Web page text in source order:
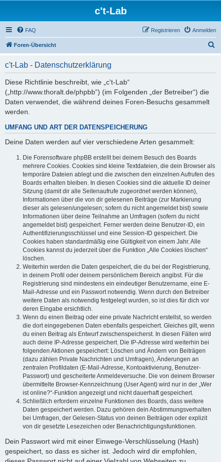
c't-Lab
FAQ Anmelden
Registrieren
Foren-Übersicht
c't-Lab - Datenschutzerklärung
Diese Richtlinie beschreibt, wie „c't-Lab“
(„http://www.thoralt.de/phpbb“) (im Folgenden „der Betreiber“) die
Daten verwendet, die während deines Foren-Besuchs gesammelt
werden.
UMFANG UND ART DER DATENSPEICHERUNG
Deine Daten werden auf vier verschiedene Arten gesammelt:
Die Forensoftware phpBB erstellt bei deinem Besuch des Boards
mehrere Cookies. Cookies sind kleine Textdateien, die dein Browser als
temporäre Dateien ablegt und die zwischen den einzelnen Aufrufen des
Boards erhalten bleiben. In diesen Cookies sind die aktuelle ID deiner
Sitzung (damit dir alle Seitenaufrufe zugeordnet werden können),
Informationen über die von dir gelesenen Beiträge (zur Markierung
dieser als gelesen/ungelesen; sofern du nicht angemeldet bist) sowie
Informationen über deine Teilnahme an Umfragen (sofern du nicht
angemeldet bist) gespeichert. Ferner werden deine Benutzer-ID, ein
Authentifizierungsschlüssel und eine Session-ID gespeichert. Die
Cookies haben standardmäßig eine Gültigkeit von einem Jahr. Alle
Cookies kannst du jederzeit über die Funktion „Alle Cookies löschen“
löschen.
Weiterhin werden die Daten gespeichert, die du bei der Registrierung,
in deinem Profil oder deinem persönlichem Bereich angibst. Für die
Registrierung sind mindestens ein eindeutiger Benutzername, eine E-
Mail-Adresse und ein Passwort notwendig. Wenn durch den Betreiber
weitere Daten als notwendig festgelegt wurden, so ist dies für dich vor
deren Eingabe ersichtlich.
Wenn du einen Beitrag oder eine private Nachricht erstellst, so werden
die dort eingegebenen Daten ebenfalls gespeichert. Gleiches gilt, wenn
du einen Beitrag als Entwurf zwischenspeicherst. In diesen Fällen wird
auch deine IP-Adresse gespeichert. Die IP-Adresse wird weiterhin bei
folgenden Aktionen gespeichert: Löschen und Ändern von Beiträgen
(dazu zählen Private Nachrichten und Umfragen), Änderungen an
zentralen Profildaten (E-Mail-Adresse, Kontoaktivierung, Benutzer-
Passwort) und gescheiterte Anmeldeversuche. Die von deinem Browser
übermittelte Browser-Kennzeichnung (User Agent) wird nur in der „Wer
ist online?“-Funktion angezeigt und nicht dauerhaft gespeichert.
Schließlich erfordern einzelne Funktionen des Boards, dass weitere
Daten gespeichert werden. Dazu gehören dein Abstimmungsverhalten
bei Umfragen, der Gelesen-Status von deinen Beiträgen oder explizit
von dir gesetzte Lesezeichen oder Benachrichtigungsfunktionen.
Dein Passwort wird mit einer Einwege-Verschlüsselung (Hash)
gespeichert, so dass es sicher ist. Jedoch wird dir empfohlen,